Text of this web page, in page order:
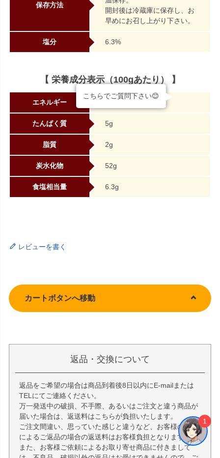
保存方法
開封後は冷蔵庫に保存し、お
早めにお召し上がり下さい。
塩分 6.3%
【 栄養成分表示（100gあたり） 】
エネルギー 245kcal
たんぱく質 5g
脂質 2g
炭水化物 52g
食塩相当量 6.3g
レビューを書く
カートボタンへ移動
返品・交換について
返品をご希望の場合は商品到着後8日以内にE-mailまたは
TELにてご連絡ください。
万一発送中の破損、不手際、あるいはご注文と違う商品が
届いた場合は、返送料はこちらが負担いたします。
ご注文間違い、思っていた感じと違うなど、お客様の理由
によるご返品の場合の返送料はお客様負担となります。
また、お客様ご依頼によるお取り寄せ商品に付きまして
こちらでご質問下さい😊
1